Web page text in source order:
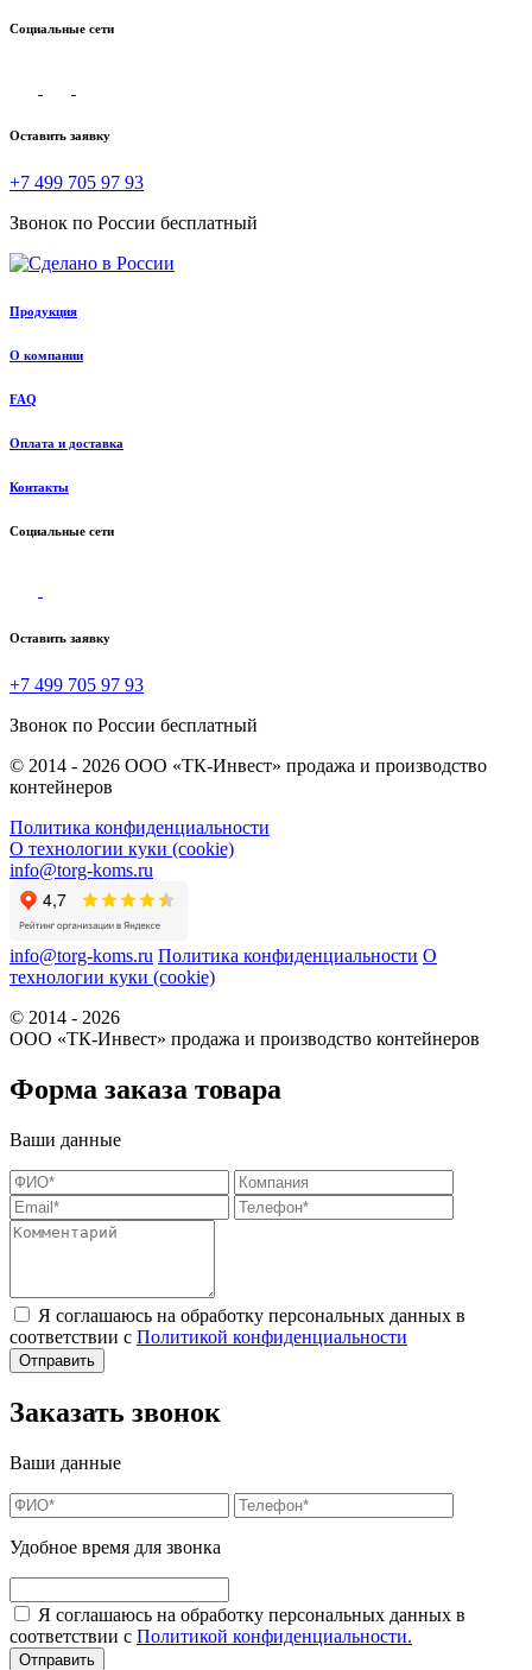
Социальные сети
Оставить заявку
+7 499 705 97 93
Звонок по России бесплатный
Продукция
О компании
FAQ
Оплата и доставка
Контакты
Социальные сети
Оставить заявку
+7 499 705 97 93
Звонок по России бесплатный
© 2014 - 2026 ООО «ТК-Инвест» продажа и производство
контейнеров
Политика конфиденциальности
О технологии куки (cookie)
info@torg-koms.ru
info@torg-koms.ru Политика конфиденциальности О
технологии куки (cookie)
© 2014 - 2026
ООО «ТК-Инвест» продажа и производство контейнеров
Форма заказа товара
Ваши данные
Я соглашаюсь на обработку персональных данных в
соответствии с Политикой конфиденциальности
Заказать звонок
Ваши данные
Удобное время для звонка
Я соглашаюсь на обработку персональных данных в
соответствии с Политикой конфиденциальности.